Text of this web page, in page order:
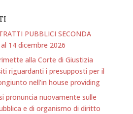
PUBBLICI SECONDA
14 dicembre 2026
alla Corte di Giustizia
riguardanti i presupposti per il
nell’in house providing
pronuncia nuovamente sulle
e di organismo di diritto